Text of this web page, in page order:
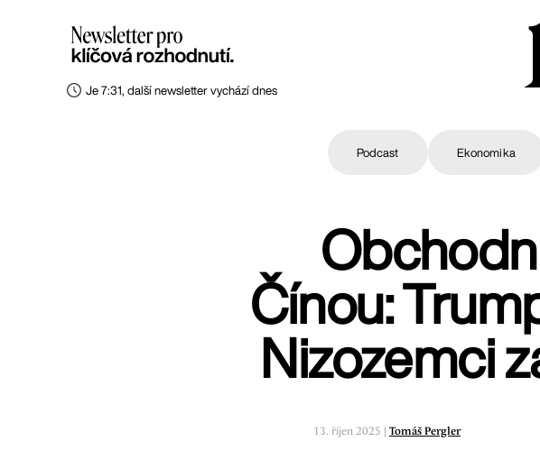
Je 7:31, další newsletter vychází dnes
Podcast Ekonomika
Čínou:
Nizozemci
13. říjen 2025 | Tomáš Pergler